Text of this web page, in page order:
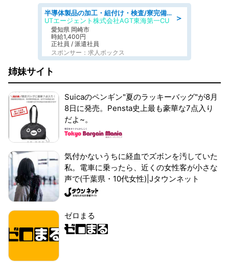
＞
半導体製品の加工・組付け・検査/寮完備/日勤/日払い/工場・製造
UTエージェント株式会社AGT東海第一CU
愛知県 岡崎市
時給1,400円
正社員 / 派遣社員
スポンサー：求人ボックス
姉妹サイト
Suicaのペンギン"夏のラッキーバッグ"が8月
8日に発売。Pensta史上最も豪華な7点入り
だよ~。
気付かないうちに経血でズボンを汚していた
私。電車に乗ったら、近くの女性客が小さな
声で(千葉県・10代女性)|Jタウンネット
ゼロまる